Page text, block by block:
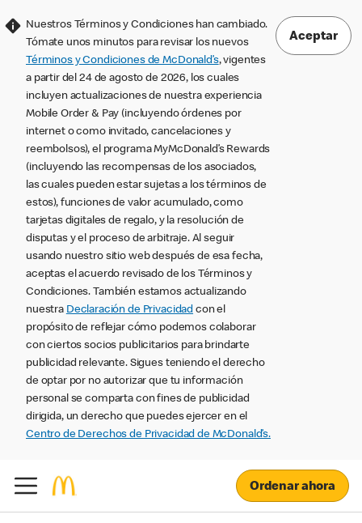
Nuestros Términos y Condiciones han cambiado.
Tómate unos minutos para revisar los nuevos
Términos y Condiciones de McDonald’s, vigentes
a partir del 24 de agosto de 2026, los cuales
incluyen actualizaciones de nuestra experiencia
Mobile Order & Pay (incluyendo órdenes por
internet o como invitado, cancelaciones y
reembolsos), el programa MyMcDonald’s Rewards
(incluyendo las recompensas de los asociados,
las cuales pueden estar sujetas a los términos de
estos), funciones de valor acumulado, como
tarjetas digitales de regalo, y la resolución de
disputas y el proceso de arbitraje. Al seguir
usando nuestro sitio web después de esa fecha,
aceptas el acuerdo revisado de los Términos y
Condiciones. También estamos actualizando
nuestra Declaración de Privacidad con el
propósito de reflejar cómo podemos colaborar
con ciertos socios publicitarios para brindarte
publicidad relevante. Sigues teniendo el derecho
de optar por no autorizar que tu información
personal se comparta con fines de publicidad
dirigida, un derecho que puedes ejercer en el
Centro de Derechos de Privacidad de McDonald’s.
Aceptar
Ordenar ahora